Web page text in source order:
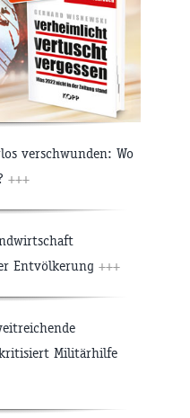
verschwunden: Wo
+++
Entvölkerung +++
Militärhilfe